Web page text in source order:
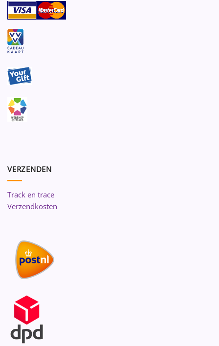
VERZENDEN
Track en trace
Verzendkosten